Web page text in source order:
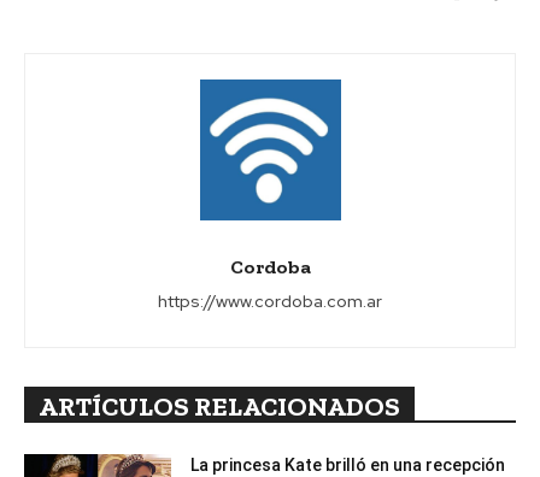
Cordoba
https://www.cordoba.com.ar
ARTÍCULOS RELACIONADOS
La princesa Kate brilló en una recepción